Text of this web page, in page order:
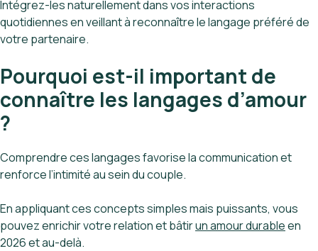
Intégrez-les naturellement dans vos interactions
quotidiennes en veillant à reconnaître le langage préféré de
votre partenaire.
Pourquoi est-il important de
connaître les langages d’amour
?
Comprendre ces langages favorise la communication et
renforce l’intimité au sein du couple.
En appliquant ces concepts simples mais puissants, vous
pouvez enrichir votre relation et bâtirun amour durableen
2026 et au-delà.